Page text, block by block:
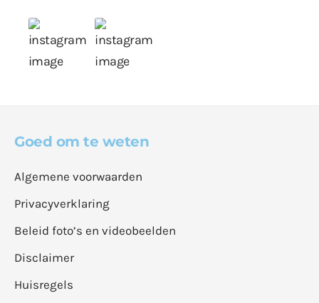
Goed om te weten
Algemene voorwaarden
Privacyverklaring
Beleid foto’s en videobeelden
Disclaimer
Huisregels